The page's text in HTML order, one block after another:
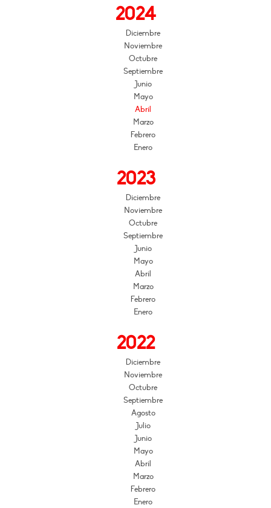
2024
Diciembre
Noviembre
Octubre
Septiembre
Junio
Mayo
Abril
Marzo
Febrero
Enero
2023
Diciembre
Noviembre
Octubre
Septiembre
Junio
Mayo
Abril
Marzo
Febrero
Enero
2022
Diciembre
Noviembre
Octubre
Septiembre
Agosto
Julio
Junio
Mayo
Abril
Marzo
Febrero
Enero